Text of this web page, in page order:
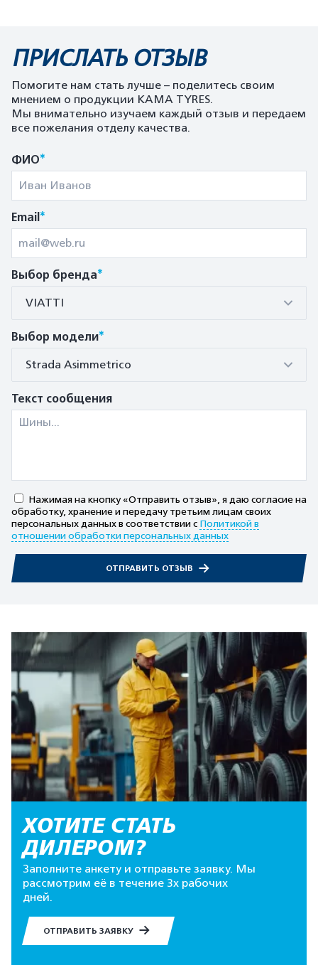
ПРИСЛАТЬ ОТЗЫВ
Помогите нам стать лучше – поделитесь своим
мнением о продукции KAMA TYRES.
Мы внимательно изучаем каждый отзыв и передаем
все пожелания отделу качества.
ФИО*
Email*
Выбор бренда*
VIATTI
Выбор модели*
Strada Asimmetrico
Текст сообщения
Нажимая на кнопку «Отправить отзыв», я даю согласие на
обработку, хранение и передачу третьим лицам своих
персональных данных в соответствии с Политикой в
отношении обработки персональных данных
ОТПРАВИТЬ ОТЗЫВ
ХОТИТЕ СТАТЬ
ДИЛЕРОМ?
Заполните анкету и отправьте заявку. Мы
рассмотрим её в течение 3х рабочих
дней.
ОТПРАВИТЬ ЗАЯВКУ